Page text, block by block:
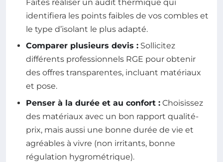
Faites réaliser un audit thermique qui
identifiera les points faibles de vos combles et
le type d’isolant le plus adapté.
Comparer plusieurs devis : Sollicitez
différents professionnels RGE pour obtenir
des offres transparentes, incluant matériaux
et pose.
Penser à la durée et au confort : Choisissez
des matériaux avec un bon rapport qualité-
prix, mais aussi une bonne durée de vie et
agréables à vivre (non irritants, bonne
régulation hygrométrique).